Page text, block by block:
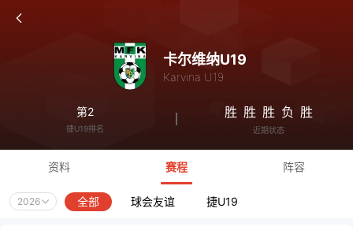
卡尔维纳U19
Karvina U19
第2
捷U19排名
胜 胜 胜 负 胜
近期状态
资料 赛程 阵容
2026 全部 球会友谊 捷U19